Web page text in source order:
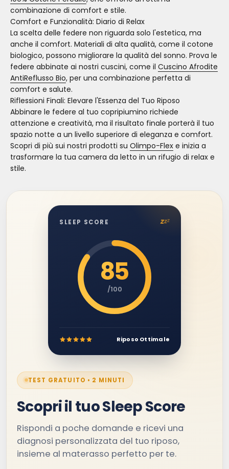
combinazione di comfort e stile.
Comfort e Funzionalità: Diario di Relax
La scelta delle federe non riguarda solo l'estetica, ma
anche il comfort. Materiali di alta qualità, come il cotone
biologico, possono migliorare la qualità del sonno. Prova le
federe abbinate ai nostri cuscini, come il Cuscino Afrodite
AntiReflusso Bio, per una combinazione perfetta di
comfort e salute.
Riflessioni Finali: Elevare l'Essenza del Tuo Riposo
Abbinare le federe al tuo copripiumino richiede
attenzione e creatività, ma il risultato finale porterà il tuo
spazio notte a un livello superiore di eleganza e comfort.
Scopri di più sui nostri prodotti su Olimpo-Flex e inizia a
trasformare la tua camera da letto in un rifugio di relax e
stile.
TEST GRATUITO • 2 MINUTI
Scopri il tuo Sleep Score
Rispondi a poche domande e ricevi una
diagnosi personalizzata del tuo riposo,
insieme al materasso perfetto per te.
SLEEP SCORE zzz
85
/100
Riposo Ottimale